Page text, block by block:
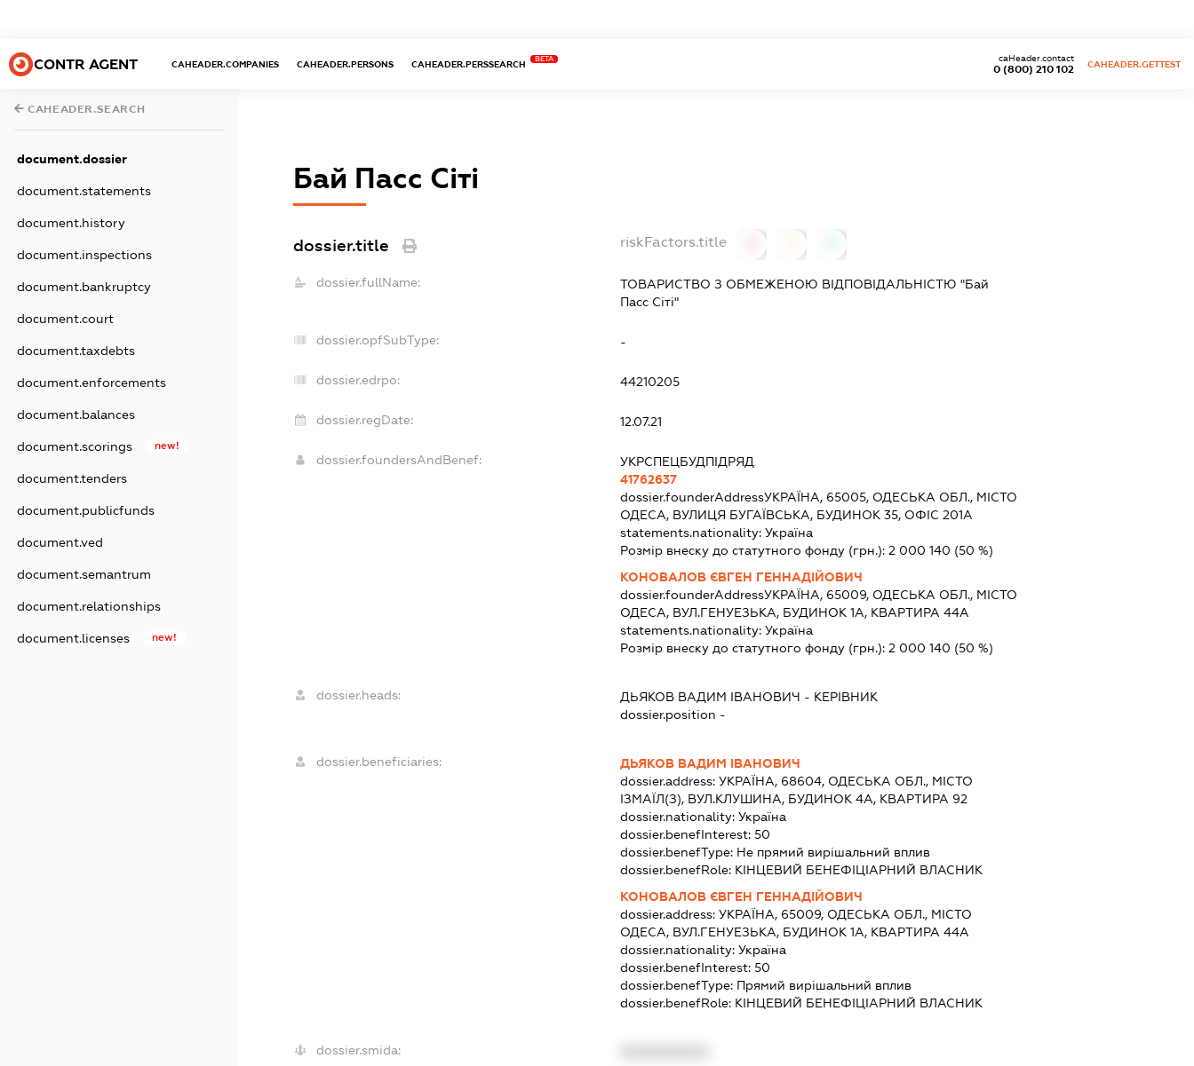
CONTR AGENT CAHEADER.COMPANIES CAHEADER.PERSONS CAHEADER.PERSSEARCH
BETA
0 (800) 210 102
caHeader.contact
CAHEADER.GETTEST
CAHEADER.SEARCH
document.dossier
document.statements
document.history
document.inspections
document.bankruptcy
document.court
document.taxdebts
document.enforcements
document.balances
document.scorings new!
document.tenders
document.publicfunds
document.ved
document.semantrum
document.relationships
document.licenses new!
Бай Пасс Сіті
dossier.title riskFactors.title
dossier.fullName:
ТОВАРИСТВО З ОБМЕЖЕНОЮ ВІДПОВІДАЛЬНІСТЮ "Бай
Пасс Сіті"
dossier.opfSubType: -
dossier.edrpo: 44210205
dossier.regDate: 12.07.21
dossier.foundersAndBenef:
УКРСПЕЦБУДПІДРЯД
41762637
dossier.founderAddressУКРАЇНА, 65005, ОДЕСЬКА ОБЛ., МІСТО
ОДЕСА, ВУЛИЦЯ БУГАЇВСЬКА, БУДИНОК 35, ОФІС 201А
statements.nationality:Україна
Розмір внеску до статутного фонду (грн.):2 000 140 (50 %)
КОНОВАЛОВ ЄВГЕН ГЕННАДІЙОВИЧ
dossier.founderAddressУКРАЇНА, 65009, ОДЕСЬКА ОБЛ., МІСТО
ОДЕСА, ВУЛ.ГЕНУЕЗЬКА, БУДИНОК 1А, КВАРТИРА 44А
statements.nationality:Україна
Розмір внеску до статутного фонду (грн.):2 000 140 (50 %)
dossier.heads: ДЬЯКОВ ВАДИМ ІВАНОВИЧ - КЕРІВНИК
dossier.position -
dossier.beneficiaries:
ДЬЯКОВ ВАДИМ ІВАНОВИЧ
dossier.address:УКРАЇНА, 68604, ОДЕСЬКА ОБЛ., МІСТО
ІЗМАЇЛ(З), ВУЛ.КЛУШИНА, БУДИНОК 4А, КВАРТИРА 92
dossier.nationality:Україна
dossier.benefInterest:50
dossier.benefType: Не прямий вирішальний вплив
dossier.benefRole: КІНЦЕВИЙ БЕНЕФІЦІАРНИЙ ВЛАСНИК
КОНОВАЛОВ ЄВГЕН ГЕННАДІЙОВИЧ
dossier.address:УКРАЇНА, 65009, ОДЕСЬКА ОБЛ., МІСТО
ОДЕСА, ВУЛ.ГЕНУЕЗЬКА, БУДИНОК 1А, КВАРТИРА 44А
dossier.nationality:Україна
dossier.benefInterest:50
dossier.benefType: Прямий вирішальний вплив
dossier.benefRole: КІНЦЕВИЙ БЕНЕФІЦІАРНИЙ ВЛАСНИК
dossier.smida: